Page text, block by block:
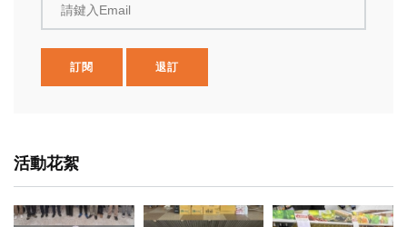
請鍵入Email
訂閱 退訂
活動花絮